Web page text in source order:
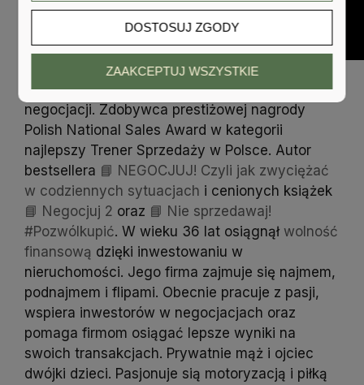
Wojtek Woźniczka - autor, inwestor, trener
negocjacji. Zdobywca prestiżowej nagrody
Polish National Sales Award w kategorii
najlepszy Trener Sprzedaży w Polsce. Autor
bestsellera 📘 NEGOCJUJ! Czyli jak zwyciężać
w codziennych sytuacjach i cenionych książek
📘 Negocjuj 2 oraz 📘 Nie sprzedawaj!
#Pozwólkupić. W wieku 36 lat osiągnął wolność
finansową dzięki inwestowaniu w
nieruchomości. Jego firma zajmuje się najmem,
podnajmem i flipami. Obecnie pracuje z pasji,
wspiera inwestorów w negocjacjach oraz
pomaga firmom osiągać lepsze wyniki na
swoich transakcjach. Prywatnie mąż i ojciec
dwójki dzieci. Pasjonuje sią motoryzacją i piłką
DOSTOSUJ ZGODY
ZAAKCEPTUJ WSZYSTKIE